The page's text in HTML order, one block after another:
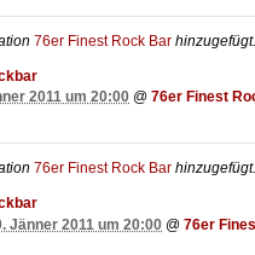
76er Finest Rock Bar hinzugefügt.
2011 um 20:00 @ 76er Finest
76er Finest Rock Bar hinzugefügt.
Jänner 2011 um 20:00 @ 76er